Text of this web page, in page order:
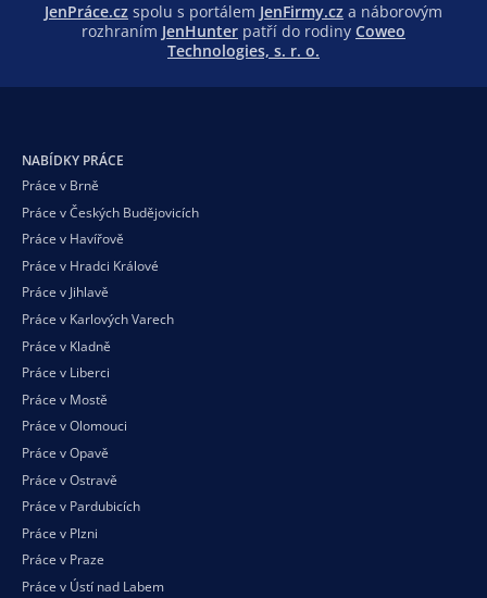
JenPráce.cz spolu s portálem JenFirmy.cz a náborovým
rozhraním JenHunter patří do rodiny Coweo
Technologies, s. r. o.
NABÍDKY PRÁCE
Práce v Brně
Práce v Českých Budějovicích
Práce v Havířově
Práce v Hradci Králové
Práce v Jihlavě
Práce v Karlových Varech
Práce v Kladně
Práce v Liberci
Práce v Mostě
Práce v Olomouci
Práce v Opavě
Práce v Ostravě
Práce v Pardubicích
Práce v Plzni
Práce v Praze
Práce v Ústí nad Labem